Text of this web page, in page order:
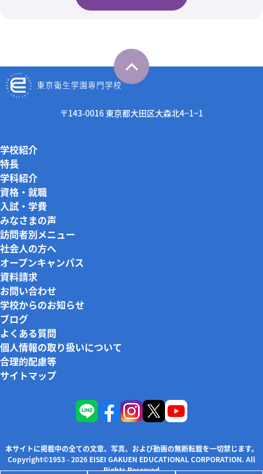
〒143-0016 東京都大田区大森北4−1−1
学校紹介
特長
学科紹介
資格・就職
入試・学費
みなさまの声
訪問者別メニュー
社会人の方へ
オープンキャンパス
資料請求
お問い合わせ
学校からのお知らせ
ブログ
よくある質問
個人情報の取り扱いについて
合理的配慮等
サイトマップ
本サイトに掲載中の全ての文章、写真、および動画の無断転載を一切禁じます。
Copyright©1953 - 2026 EISEI GAKUEN EDUCATIONAL CORPORATION. All
Rights Reserved